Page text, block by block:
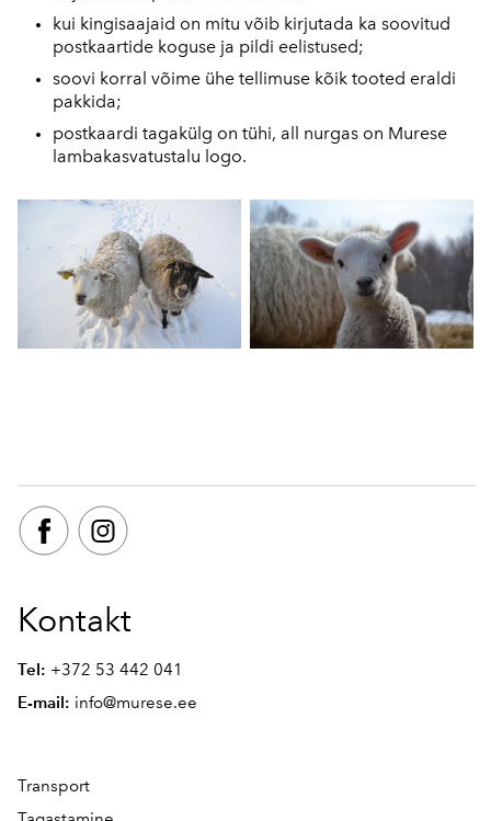
kui kingisaajaid on mitu võib kirjutada ka soovitud
postkaartide koguse ja pildi eelistused;
soovi korral võime ühe tellimuse kõik tooted eraldi
pakkida;
postkaardi tagakülg on tühi, all nurgas on Murese
lambakasvatustalu logo.
Kontakt
Tel: +372 53 442 041
E-mail: info@murese.ee
Transport